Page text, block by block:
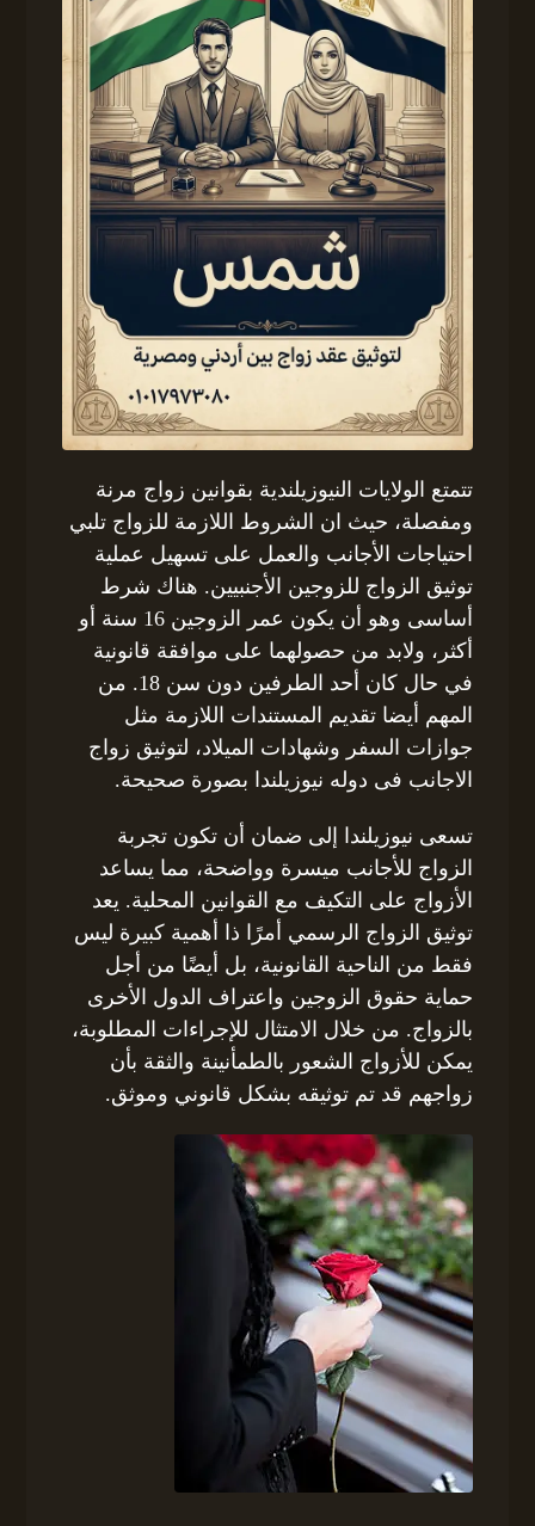
تتمتع الولايات النيوزيلندية بقوانين زواج مرنة
ومفصلة، حيث ان الشروط اللازمة للزواج تلبي
احتياجات الأجانب والعمل على تسهيل عملية
توثيق الزواج للزوجين الأجنبيين. هناك شرط
أساسى وهو أن يكون عمر الزوجين 16 سنة أو
أكثر، ولابد من حصولهما على موافقة قانونية
في حال كان أحد الطرفين دون سن 18. من
المهم أيضا تقديم المستندات اللازمة مثل
جوازات السفر وشهادات الميلاد، لتوثيق زواج
الاجانب فى دوله نيوزيلندا بصورة صحيحة.
تسعى نيوزيلندا إلى ضمان أن تكون تجربة
الزواج للأجانب ميسرة وواضحة، مما يساعد
الأزواج على التكيف مع القوانين المحلية. يعد
توثيق الزواج الرسمي أمرًا ذا أهمية كبيرة ليس
فقط من الناحية القانونية، بل أيضًا من أجل
حماية حقوق الزوجين واعتراف الدول الأخرى
بالزواج. من خلال الامتثال للإجراءات المطلوبة،
يمكن للأزواج الشعور بالطمأنينة والثقة بأن
زواجهم قد تم توثيقه بشكل قانوني وموثق.